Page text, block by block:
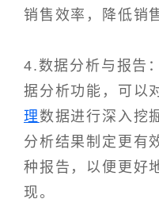
销售效率，降低销
4.数据分析与报告
据分析功能，可以
理数据进行深入挖
分析结果制定更有
种报告，以便更好
现。